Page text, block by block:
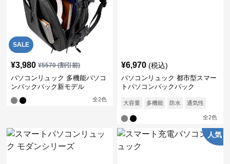
SALE
¥3,980 ¥5570(割引前)
パソコンリュック 多機能パソコ
ンバックパック新モデル
全2色
¥6,970 (税込)
パソコンリュック 都市型スマー
トパソコンバックパック
大容量 多機能 防水 通気性
全2色
人気